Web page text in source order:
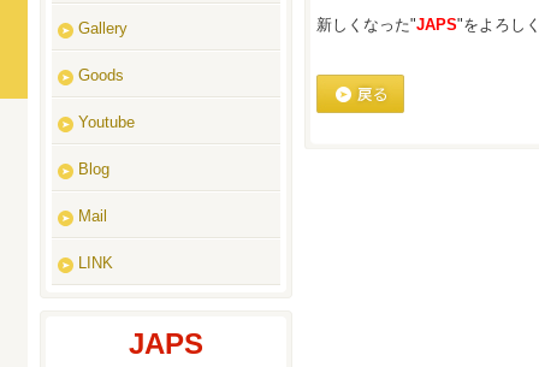
新しくなった"JAPS"をよろし
Gallery
Goods
Youtube
Blog
Mail
LINK
JAPS